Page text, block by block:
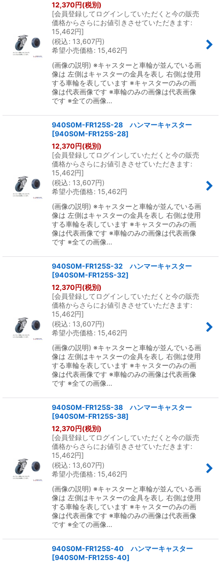
12,370円(税別)
[会員登録してログインしていただくと今の販売
価格からさらにお値引きさせていただきます:
15,462円]
(税込: 13,607円)
希望小売価格: 15,462円
(画像の説明) ※キャスターと車輪が並んでいる画
像は 左側はキャスターの金具を表し 右側は使用
する車輪を表しています ※キャスターのみの画
像は代表画像です ※車輪のみの画像は代表画像
です ※全ての画像…
940S0M-FR125S-28 ハンマーキャスター
[940S0M-FR125S-28]
12,370円(税別)
[会員登録してログインしていただくと今の販売
価格からさらにお値引きさせていただきます:
15,462円]
(税込: 13,607円)
希望小売価格: 15,462円
(画像の説明) ※キャスターと車輪が並んでいる画
像は 左側はキャスターの金具を表し 右側は使用
する車輪を表しています ※キャスターのみの画
像は代表画像です ※車輪のみの画像は代表画像
です ※全ての画像…
940S0M-FR125S-32 ハンマーキャスター
[940S0M-FR125S-32]
12,370円(税別)
[会員登録してログインしていただくと今の販売
価格からさらにお値引きさせていただきます:
15,462円]
(税込: 13,607円)
希望小売価格: 15,462円
(画像の説明) ※キャスターと車輪が並んでいる画
像は 左側はキャスターの金具を表し 右側は使用
する車輪を表しています ※キャスターのみの画
像は代表画像です ※車輪のみの画像は代表画像
です ※全ての画像…
940S0M-FR125S-38 ハンマーキャスター
[940S0M-FR125S-38]
12,370円(税別)
[会員登録してログインしていただくと今の販売
価格からさらにお値引きさせていただきます:
15,462円]
(税込: 13,607円)
希望小売価格: 15,462円
(画像の説明) ※キャスターと車輪が並んでいる画
像は 左側はキャスターの金具を表し 右側は使用
する車輪を表しています ※キャスターのみの画
像は代表画像です ※車輪のみの画像は代表画像
です ※全ての画像…
940S0M-FR125S-40 ハンマーキャスター
[940S0M-FR125S-40]